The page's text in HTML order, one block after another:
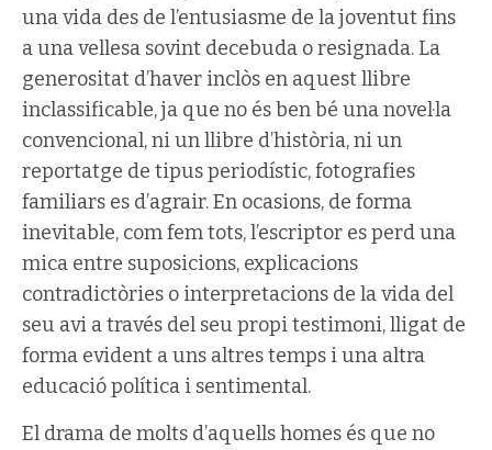
una vida des de l’entusiasme de la joventut fins
a una vellesa sovint decebuda o resignada. La
generositat d’haver inclòs en aquest llibre
inclassificable, ja que no és ben bé una novel·la
convencional, ni un llibre d’història, ni un
reportatge de tipus periodístic, fotografies
familiars es d’agrair. En ocasions, de forma
inevitable, com fem tots, l’escriptor es perd una
mica entre suposicions, explicacions
contradictòries o interpretacions de la vida del
seu avi a través del seu propi testimoni, lligat de
forma evident a uns altres temps i una altra
educació política i sentimental.
El drama de molts d’aquells homes és que no